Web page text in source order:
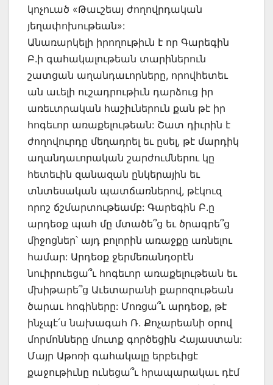
կոչուած «Թաւշեայ ժողովրդական
յեղափոխութեան»:
Անառարկելի իրողութիւն է որ Գարեգին
Բ.ի գահակալութեան տարիներուն
շատցան աղանդաւորները, որովհետեւ
ան աւելի ուշադրութիւն դարձուց իր
առեւտրական հաշիւներուն քան թէ իր
հոգեւոր առաքելութեան: Շատ դիւրին է
ժողովուրդը մեղադրել եւ ըսել, թէ մարդիկ
աղանդաւորական շարժումներու կը
հետեւին զանազան ընկերային եւ
տնտեսական պատճառներով, թէկուզ
որոշ ճշմարտութեամբ: Գարեգին Բ.ը
արդեօք պահ մը մտածե՞ց եւ ծրագրե՞ց
միջոցներ՝ այդ բոլորին առաջքը առնելու
համար: Արդեօք ջերմեռանդօրէն
նուիրուեցա՞ւ հոգեւոր առաքելութեան եւ
մխիթարե՞ց Աւետարանի քարոզութեան
ծարաւ հոգիները: Մոռցա՞ւ արդեօք, թէ
ինչպէ՛ս նախագահ Ռ. Քոչարեանի օրով
մորմոնները մուտք գործեցին Հայաստան:
Մայր Աթոռի գահակալը երբեւիցէ
քաջութիւնը ունեցա՞ւ հրապարակաւ դէմ